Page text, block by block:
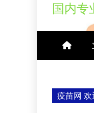
国内专
疫苗网 欢